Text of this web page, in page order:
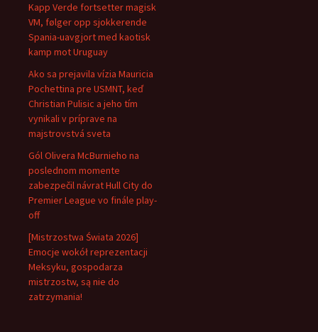
Kapp Verde fortsetter magisk
VM, følger opp sjokkerende
Spania-uavgjort med kaotisk
kamp mot Uruguay
Ako sa prejavila vízia Mauricia
Pochettina pre USMNT, keď
Christian Pulisic a jeho tím
vynikali v príprave na
majstrovstvá sveta
Gól Olivera McBurnieho na
poslednom momente
zabezpečil návrat Hull City do
Premier League vo finále play-
off
[Mistrzostwa Świata 2026]
Emocje wokół reprezentacji
Meksyku, gospodarza
mistrzostw, są nie do
zatrzymania!